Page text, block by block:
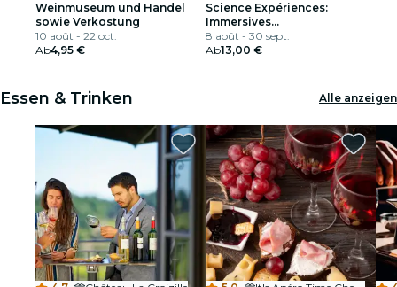
Weinmuseum und Handel
sowie Verkostung
10 août - 22 oct.
Ab4,95 €
Science Expériences:
Immersives
Wissenschaftsmuseum in
Bordeaux
8 août - 30 sept.
Ab13,00 €
Essen & Trinken Alle anzeigen